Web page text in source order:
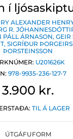
í
ALEXANDER
R.
PÁLL ÁRNASON, GEIR
, SIGRÍÐUR
ÞORSTEINSSON
U201626K
978-9935-236-127-7
3.900 kr.
TIL Á LAGER
ÚTGÁFUFORM